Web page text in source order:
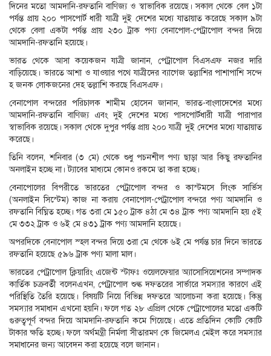
দিনের মতো আমদানি-রফতানি বাণিজ্য ও স্বাভাবিক রয়েছে। সকাল থেকে বেল ১টা
পর্যন্ত প্রায় ২০০ পাসপোর্ট ধারী যাত্রী দুই দেশের মধ্যে যাতায়াত করেছে সকাল ৯টা
থেকে বেলা একটা পর্যন্ত প্রায় ২৩০ ট্রাক পণ্য বেনাপোল-পেট্রাপোল বন্দর দিয়ে
আমদানি-রফতানি হয়েছে।
ভারত থেকে আসা কয়েকজন যাত্রী জানান, পেট্রাপোল বিএসএফ নজর দারি
বাড়িয়েছে। ভারতে আশা ও যাওয়ার পথে যাত্রীদের ব্যাগেজ তল্লাশির পাশাপাশি সন্দে
হ জনক লোকজনের দেহ তল্লাশি করছে বিএসএফ।
বেনাপোল বন্দরের পরিচালক শামীম হোসেন জানান, ভারত-বাংলাদেশের মধ্যে
আমদানি-রফতানি বাণিজ্য এবং দুই দেশের মধ্যে পাসপোর্টধারী যাত্রী পারাপার
স্বাভাবিক রয়েছে। সকাল থেকে দুপুর পর্যন্ত প্রায় ২০০ যাত্রী দুই দেশের মধ্যে যাতায়াত
করেছে।
তিনি বলেন, শনিবার (৩ মে) থেকে শুধু পচনশীল পণ্য ছাড়া আর কিছু রফতানির
অনলাইন হচ্ছে না। ট্যাবের মাধ্যমে কোনও রকমে তা করা হচ্ছে।
বেনাপোলের বিপরীতে ভারতের পেট্রাপোল বন্দর ও কাস্টমসে লিংক সার্ভিস
(অনলাইন সিস্টেম) কাজ না করায় বেনাপোল-পেট্রাপোল বন্দরে পণ্য আমদানি ও
রফতানি বিঘ্নিত হচ্ছে। গত ৩রা মে ১৫০ ট্রাক ৪ঠা মে ৩৪ ট্রাক পণ্য আমদানি হয় ৫ই
মে ৩৩২ ট্রাক ও ৬ই মে ৪৩১ ট্রাক পণ্য আমদানি হয়েছে।
অপরদিকে বেনাপোল স্হল বন্দর দিয়ে ৩রা মে থেকে ৬ই মে পর্যন্ত চার দিনে ভারতে
রফতানি হয়েছে ৫৯৬ ট্রাক পণ্য মালা মাল।
ভারতের পেট্রাপোল ক্লিয়ারিং এজেন্ট স্টাফঃ ওয়েলফেয়ার অ্যাসোসিয়েশনের সম্পাদক
কার্তিক চক্রবর্তী বলেনএখন, পেট্রাপোল শুল্ক দফতরের সার্ভারে সমস্যার কারণে এই
পরিস্থিতি তৈরি হয়েছে। বিষয়টি নিয়ে বিভিন্ন দফতরে আলোচনা করা হয়েছে। কিন্তু
সমস্যার সমাধান এখনো হয়নি। ফলে গত ২৮ এপ্রিল থেকে পেট্রাপোলের মতো একটি
গুরুত্বপূর্ণ বন্দর দিয়ে আমদানি-রফতানি কমে গিয়েছে। এতে প্রতিদিন কোটি কোটি
টাকার ক্ষতি হচ্ছে। ফলে অর্থমন্ত্রী নির্মলা সীতারমণ কে জিমেলএ মেইল করে সমস্যার
সমাধানের জন্য আবেদন করা হয়েছে বলে জানান।